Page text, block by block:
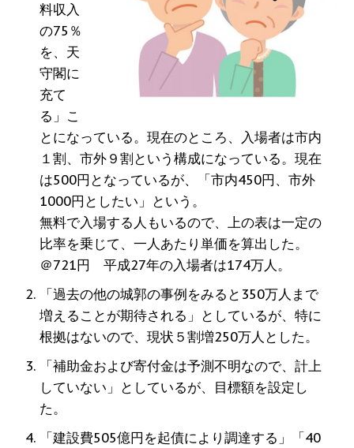
料収入
の75％
を、天
守閣に
充て
る」こ
とになっている。現在のところ、入場者は市内
１割、市外９割という構成になっている。現在
は500円となっているが、「市内450円、市外
1000円としたい」という。
無料で入場する人もいるので、上の表は一定の
比率を乗じて、一人あたり単価を算出した。
＠721円 平成27年の入場者は174万人。
「過去の他の城郭の事例をみると350万人まで
増えることが期待される」としているが、特に
根拠はないので、現状５割増250万人とした。
「補助金および寄付金は予測不明なので、計上
していない」としているが、目標額を設定し
た。
「建設費505億円を起債により調達する」「40